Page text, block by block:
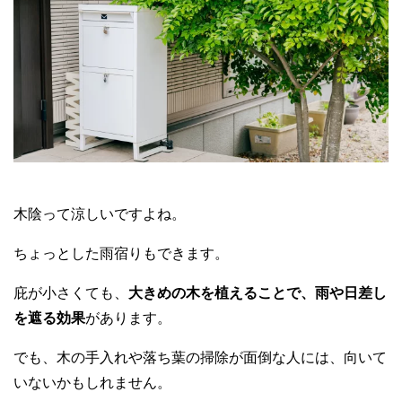
木陰って涼しいですよね。
ちょっとした雨宿りもできます。
庇が小さくても、 大きめの木を植えることで、雨や日差し
を遮る効果があります。
でも、木の手入れや落ち葉の掃除が面倒な人には、向いて
いないかもしれません。